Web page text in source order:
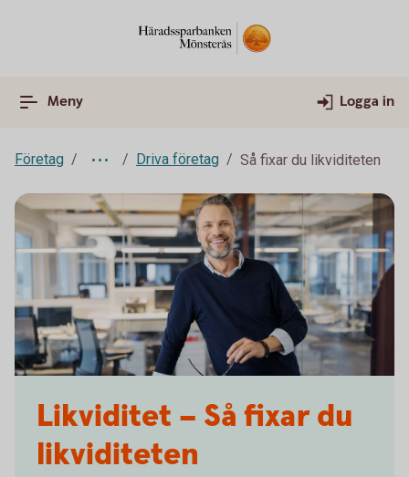
Meny Logga in
Företag Driva företag Så fixar du likviditeten
Likviditet – Så fixar du
likviditeten